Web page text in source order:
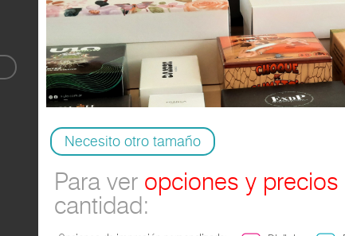
Necesito otro tamaño
Para ver opciones y precios
cantidad: